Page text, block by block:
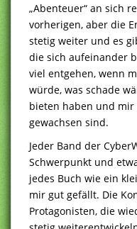
„Abenteuer“ an sich
vorherigen, aber die
stetig weiter und es
die sich aufeinander
viel entgehen, wenn
würde, was schade
bieten haben und mir
gewachsen sind.
Jeder Band der
Schwerpunkt und
jedes Buch wie ein
mir gut gefällt. Die
Protagonisten, die